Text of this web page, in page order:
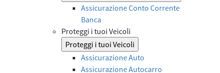
Assicurazione Conto Corrente
Banca
Proteggi i tuoi Veicoli
Proteggi i tuoi Veicoli
Assicurazione Auto
Assicurazione Autocarro